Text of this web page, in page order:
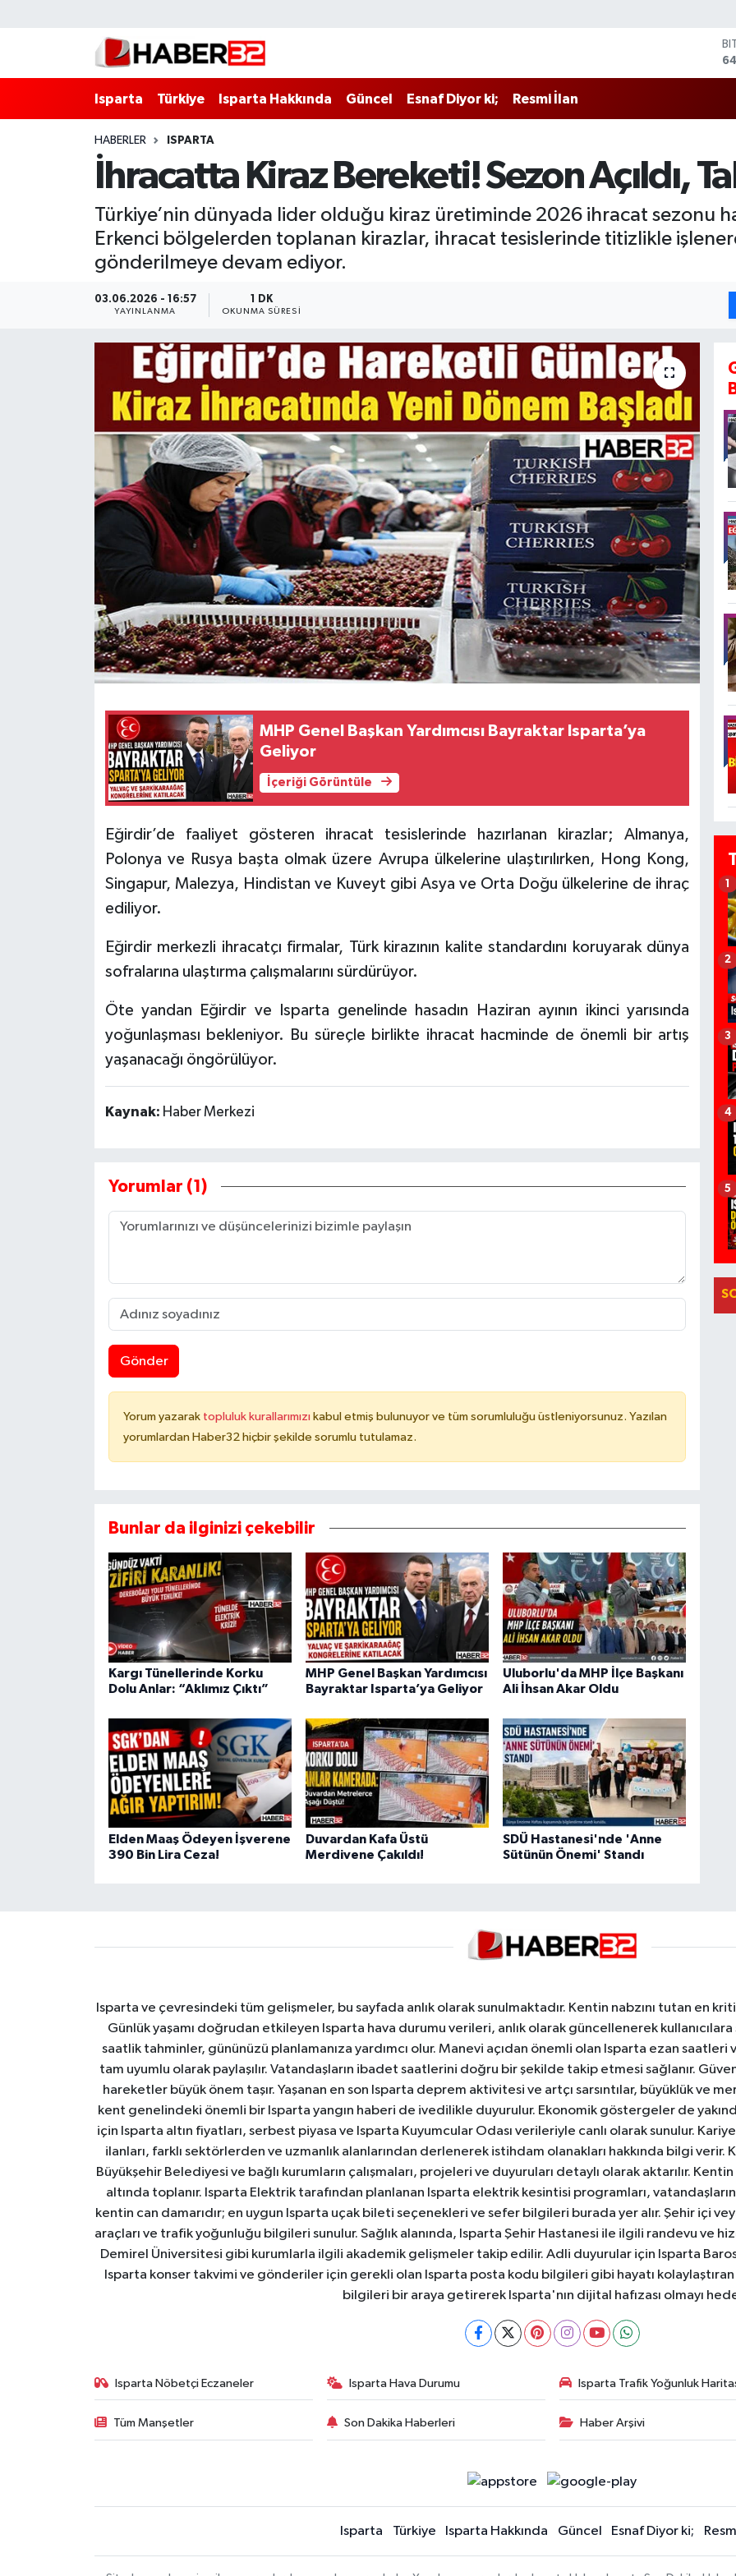
Isparta Türkiye Isparta Hakkında Güncel Esnaf Diyor ki; Resmi İlan
HABERLER ISPARTA
İhracatta Kiraz Bereketi! Sezon Açıldı,
Türkiye’nin dünyada lider olduğu kiraz üretiminde 2026 ihracat sezonu
Erkenci bölgelerden toplanan kirazlar, ihracat tesislerinde titizlikle
gönderilmeye devam ediyor.
03.06.2026 - 16:57
YAYINLANMA
1 DK
OKUNMA SÜRESI
MHP Genel Başkan Yardımcısı Bayraktar Isparta’ya
Geliyor
İçeriği Görüntüle
Eğirdir’de faaliyet gösteren ihracat tesislerinde hazırlanan kirazlar; Almanya,
Polonya ve Rusya başta olmak üzere Avrupa ülkelerine ulaştırılırken, Hong Kong,
Singapur, Malezya, Hindistan ve Kuveyt gibi Asya ve Orta Doğu ülkelerine de ihraç
ediliyor.
Eğirdir merkezli ihracatçı firmalar, Türk kirazının kalite standardını koruyarak dünya
sofralarına ulaştırma çalışmalarını sürdürüyor.
Öte yandan Eğirdir ve Isparta genelinde hasadın Haziran ayının ikinci yarısında
yoğunlaşması bekleniyor. Bu süreçle birlikte ihracat hacminde de önemli bir artış
yaşanacağı öngörülüyor.
Kaynak: Haber Merkezi
Yorumlar (1)
Gönder
Yorum yazarak topluluk kurallarımızı kabul etmiş bulunuyor ve tüm sorumluluğu üstleniyorsunuz. Yazılan
yorumlardan Haber32 hiçbir şekilde sorumlu tutulamaz.
Bunlar da ilginizi çekebilir
Kargı Tünellerinde Korku
Dolu Anlar: “Aklımız Çıktı”
MHP Genel Başkan Yardımcısı
Bayraktar Isparta’ya Geliyor
Uluborlu'da MHP İlçe Başkanı
Ali İhsan Akar Oldu
Elden Maaş Ödeyen İşverene
390 Bin Lira Ceza!
Duvardan Kafa Üstü
Merdivene Çakıldı!
SDÜ Hastanesi'nde 'Anne
Sütünün Önemi' Standı
1
2
3
4
5
Isparta ve çevresindeki tüm gelişmeler, bu sayfada anlık olarak sunulmaktadır. Kentin nabzını tutan en
Günlük yaşamı doğrudan etkileyen Isparta hava durumu verileri, anlık olarak güncellenerek
saatlik tahminler, gününüzü planlamanıza yardımcı olur. Manevi açıdan önemli olan Isparta ezan
tam uyumlu olarak paylaşılır. Vatandaşların ibadet saatlerini doğru bir şekilde takip etmesi sağlanır.
hareketler büyük önem taşır. Yaşanan en son Isparta deprem aktivitesi ve artçı sarsıntılar, büyüklük ve
kent genelindeki önemli bir Isparta yangın haberi de ivedilikle duyurulur. Ekonomik göstergeler de
için Isparta altın fiyatları, serbest piyasa ve Isparta Kuyumcular Odası verileriyle canlı olarak sunulur.
ilanları, farklı sektörlerden ve uzmanlık alanlarından derlenerek istihdam olanakları hakkında bilgi verir.
Büyükşehir Belediyesi ve bağlı kurumların çalışmaları, projeleri ve duyuruları detaylı olarak aktarılır.
altında toplanır. Isparta Elektrik tarafından planlanan Isparta elektrik kesintisi programları,
kentin can damarıdır; en uygun Isparta uçak bileti seçenekleri ve sefer bilgileri burada yer alır. Şehir içi
araçları ve trafik yoğunluğu bilgileri sunulur. Sağlık alanında, Isparta Şehir Hastanesi ile ilgili randevu ve
Demirel Üniversitesi gibi kurumlarla ilgili akademik gelişmeler takip edilir. Adli duyurular için Isparta
Isparta konser takvimi ve gönderiler için gerekli olan Isparta posta kodu bilgileri gibi hayatı
bilgileri bir araya getirerek Isparta'nın dijital hafızası olmayı
Isparta Nöbetçi Eczaneler Isparta Hava Durumu Isparta Trafik Yoğunluk
Tüm Manşetler Son Dakika Haberleri Haber Arşivi
Isparta Türkiye Isparta Hakkında Güncel Esnaf Diyor ki;
Isparta Hakkında
Esnaf Diyor ki;
BİLİM VE TEKNOLOJİ
HABERDE İNSAN
KÜLTÜR SANAT
POLİTİKA
RESMİ İLANLAR
Tarihi Yapılarımız
Isparta Nöbetçi Eczaneler
Isparta Hava Durumu
Isparta Trafik Yoğunluk Haritası
Süper Lig Puan Durumu ve Fikstür
Tüm Manşetler
Son Dakika Haberleri
Haber Arşivi